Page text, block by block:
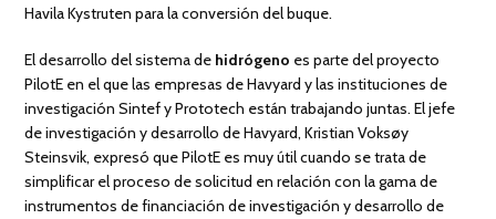
Havila Kystruten para la conversión del buque.
El desarrollo del sistema de hidrógeno es parte del proyecto
PilotE en el que las empresas de Havyard y las instituciones de
investigación Sintef y Prototech están trabajando juntas. El jefe
de investigación y desarrollo de Havyard, Kristian Voksøy
Steinsvik, expresó que PilotE es muy útil cuando se trata de
simplificar el proceso de solicitud en relación con la gama de
instrumentos de financiación de investigación y desarrollo de